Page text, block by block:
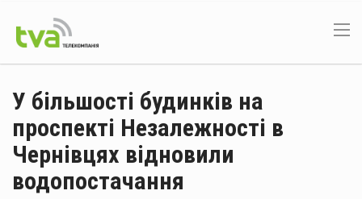
У більшості будинків на
проспекті Незалежності в
Чернівцях відновили
водопостачання